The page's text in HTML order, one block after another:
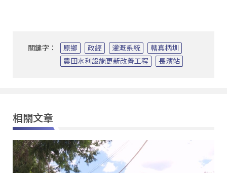
關鍵字： 原鄉 政經 灌溉系統
轄真柄圳
農田水利設施更新改善工程
長濱站
相關文章